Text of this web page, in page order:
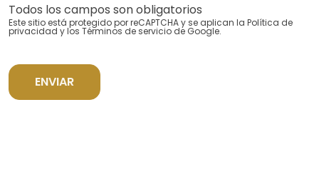
Todos los campos son obligatorios
Este sitio está protegido por reCAPTCHA y se aplican la Política de
privacidad y los Términos de servicio de Google.
ENVIAR